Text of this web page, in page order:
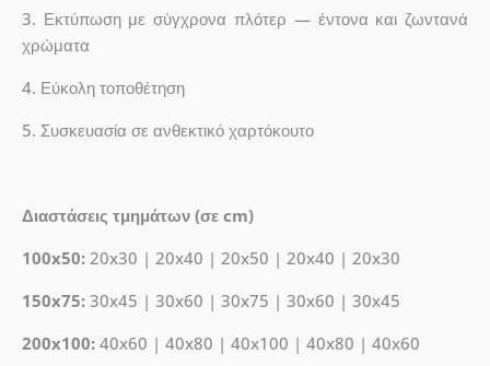
3. Εκτύπωση με σύγχρονα πλότερ — έντονα και ζωντανά
χρώματα
4. Εύκολη τοποθέτηση
5. Συσκευασία σε ανθεκτικό χαρτόκουτο
Διαστάσεις τμημάτων (σε cm)
100x50:20x30 | 20x40 | 20x50 | 20x40 | 20x30
150x75:30x45 | 30x60 | 30x75 | 30x60 | 30x45
200x100:40x60 | 40x80 | 40x100 | 40x80 | 40x60